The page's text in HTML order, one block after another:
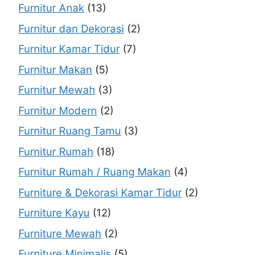
Furnitur Anak (13)
Furnitur dan Dekorasi (2)
Furnitur Kamar Tidur (7)
Furnitur Makan (5)
Furnitur Mewah (3)
Furnitur Modern (2)
Furnitur Ruang Tamu (3)
Furnitur Rumah (18)
Furnitur Rumah / Ruang Makan (4)
Furniture & Dekorasi Kamar Tidur (2)
Furniture Kayu (12)
Furniture Mewah (2)